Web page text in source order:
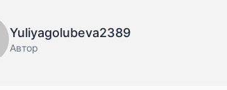
Yuliyagolubeva2389
Автор